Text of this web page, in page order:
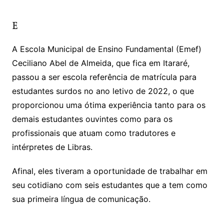
A
p
p
b
o
o
k
E
A Escola Municipal de Ensino Fundamental (Emef)
Ceciliano Abel de Almeida, que fica em Itararé,
passou a ser escola referência de matrícula para
estudantes surdos no ano letivo de 2022, o que
proporcionou uma ótima experiência tanto para os
demais estudantes ouvintes como para os
profissionais que atuam como tradutores e
intérpretes de Libras.
Afinal, eles tiveram a oportunidade de trabalhar em
seu cotidiano com seis estudantes que a tem como
sua primeira língua de comunicação.